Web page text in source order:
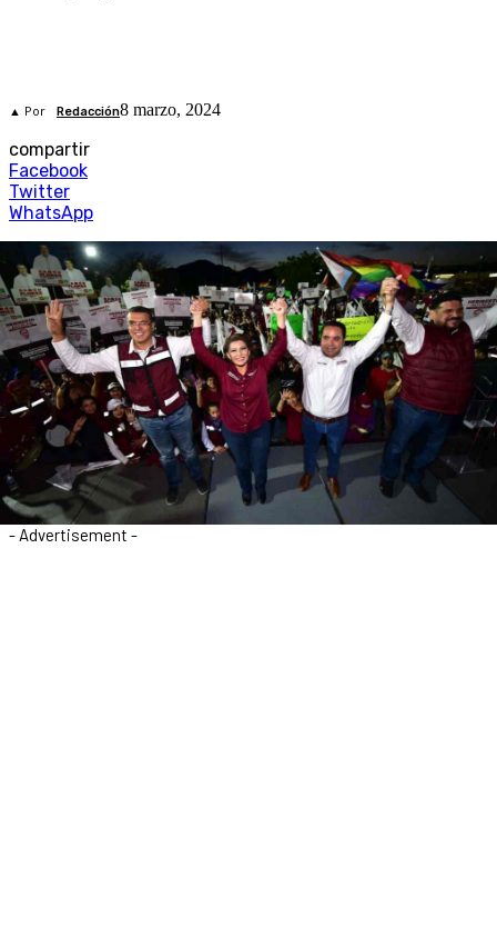
▲ Por Redacción8 marzo, 2024
compartir
Facebook
Twitter
WhatsApp
- Advertisement -